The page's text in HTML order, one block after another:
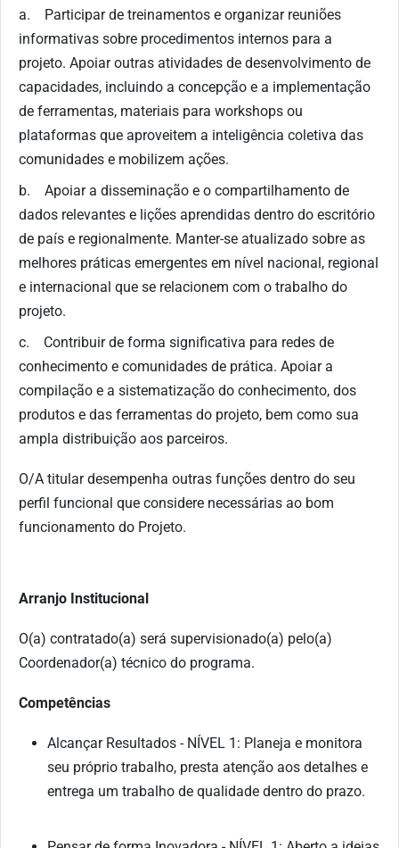
a. Participar de treinamentos e organizar reuniões
informativas sobre procedimentos internos para a
projeto. Apoiar outras atividades de desenvolvimento de
capacidades, incluindo a concepção e a implementação
de ferramentas, materiais para workshops ou
plataformas que aproveitem a inteligência coletiva das
comunidades e mobilizem ações.
b. Apoiar a disseminação e o compartilhamento de
dados relevantes e lições aprendidas dentro do escritório
de país e regionalmente. Manter-se atualizado sobre as
melhores práticas emergentes em nível nacional, regional
e internacional que se relacionem com o trabalho do
projeto.
c. Contribuir de forma significativa para redes de
conhecimento e comunidades de prática. Apoiar a
compilação e a sistematização do conhecimento, dos
produtos e das ferramentas do projeto, bem como sua
ampla distribuição aos parceiros.
O/A titular desempenha outras funções dentro do seu
perfil funcional que considere necessárias ao bom
funcionamento do Projeto.
Arranjo Institucional
O(a) contratado(a) será supervisionado(a) pelo(a)
Coordenador(a) técnico do programa.
Competências
Alcançar Resultados - NÍVEL 1: Planeja e monitora
seu próprio trabalho, presta atenção aos detalhes e
entrega um trabalho de qualidade dentro do prazo.